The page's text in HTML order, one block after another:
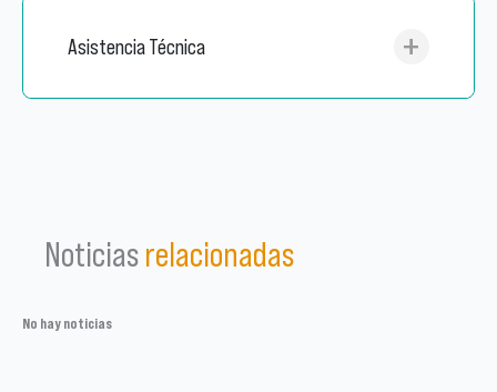
Asistencia Técnica
Noticias relacionadas
No hay noticias